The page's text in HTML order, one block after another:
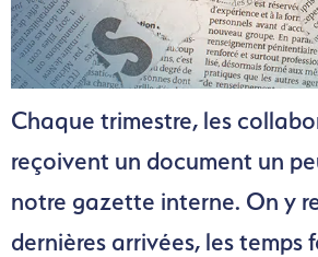
Chaque trimestre, les
reçoivent un document un
notre gazette interne. On y
dernières arrivées, les temps